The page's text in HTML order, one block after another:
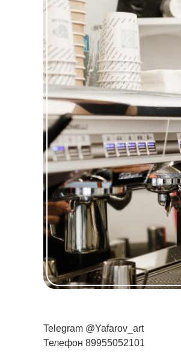
Telegram @Yafarov_art
Телефон 89955052101